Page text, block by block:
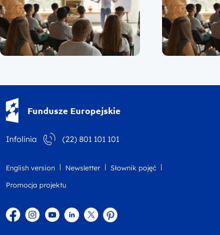
Fundusze Europejskie
Infolinia (22) 801 101 101
English version Newsletter
Słownik pojęć
Promocja projektu
FacebookInstagram
YouTubeLinkedintwitterPinterest